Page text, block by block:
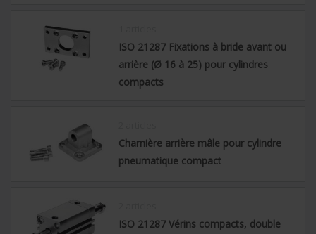
ISO 21287 Fixations à bride avant ou
arrière (Ø 16 à 25) pour cylindres
compacts
Charnière arrière mâle pour cylindre
pneumatique compact
ISO 21287 Vérins compacts, double